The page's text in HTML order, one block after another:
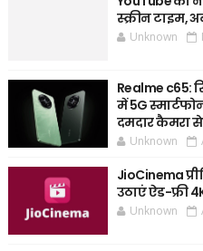
स्क्रीन टाइम,
Unknown
Realme c65:
में 5G
दमदार कैमरा
Unknown
JioCinema
उठाएं ऐड-फ्री
Unknown